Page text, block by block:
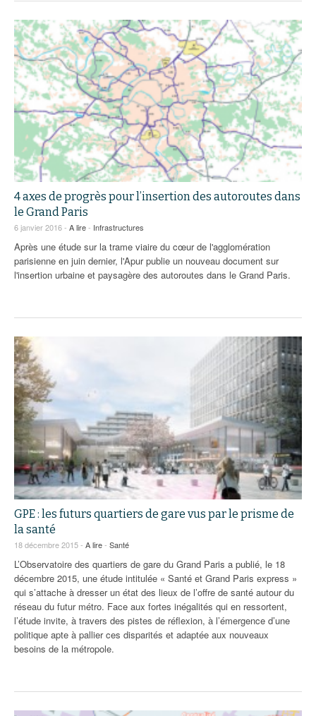
4 axes de progrès pour l’insertion des autoroutes dans
le Grand Paris
6 janvier 2016 - A lire- Infrastructures
Après une étude sur la trame viaire du cœur de l'agglomération
parisienne en juin dernier, l'Apur publie un nouveau document sur
l'insertion urbaine et paysagère des autoroutes dans le Grand Paris.
GPE : les futurs quartiers de gare vus par le prisme de
la santé
18 décembre 2015 - A lire- Santé
L’Observatoire des quartiers de gare du Grand Paris a publié, le 18
décembre 2015, une étude intitulée « Santé et Grand Paris express »
qui s’attache à dresser un état des lieux de l’offre de santé autour du
réseau du futur métro. Face aux fortes inégalités qui en ressortent,
l’étude invite, à travers des pistes de réflexion, à l’émergence d’une
politique apte à pallier ces disparités et adaptée aux nouveaux
besoins de la métropole.